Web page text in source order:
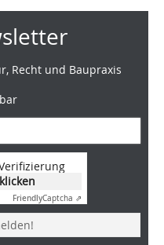
Recht und Baupraxis
FriendlyCaptcha ⇗